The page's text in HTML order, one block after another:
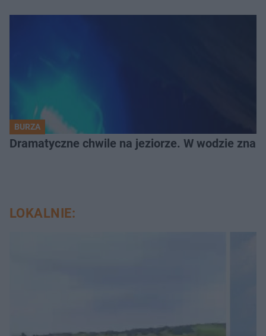
BURZA
Dramatyczne chwile na jeziorze. W wodzie
LOKALNIE: